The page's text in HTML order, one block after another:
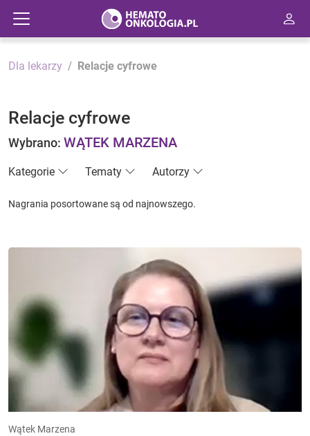
Dla lekarzy Relacje cyfrowe
Relacje cyfrowe
Wybrano: WĄTEK MARZENA
Kategorie Tematy Autorzy
Nagrania posortowane są od najnowszego.
Wątek Marzena